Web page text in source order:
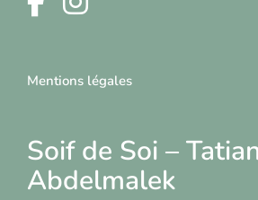
Mentions légales
Soif de Soi –
Abdelmalek